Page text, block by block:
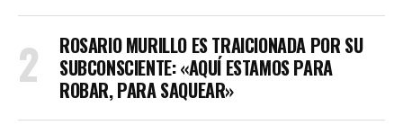
ROSARIO MURILLO ES TRAICIONADA POR SU
SUBCONSCIENTE: «AQUÍ ESTAMOS PARA
ROBAR, PARA SAQUEAR»